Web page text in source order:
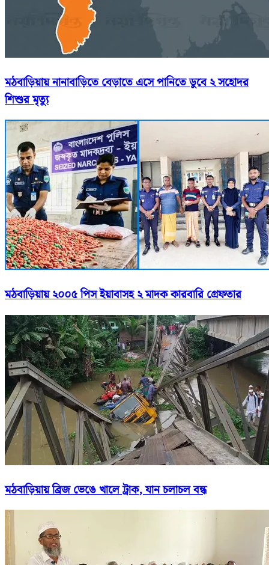
মঠবাড়িয়ায় নানাবাড়িতে বেড়াতে এসে পানিতে ডুবে ২ সহোদর
শিশুর মৃত্যু
মঠবাড়িয়ায় ২০০৫ পিস ইয়াবাসহ ২ মাদক কারবারি গ্রেফতার
মঠবাড়িয়ায় ব্রিজ ভেঙে খালে ট্রাক, যান চলাচল বন্ধ